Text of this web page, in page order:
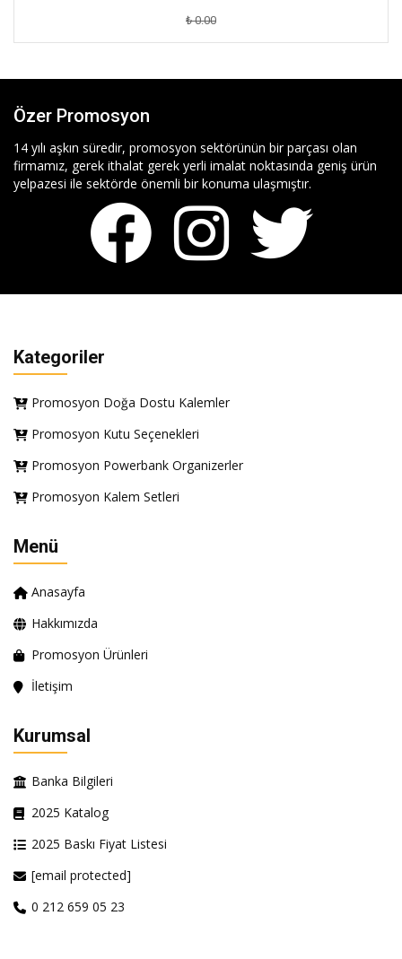
₺ 0.00
Özer Promosyon
14 yılı aşkın süredir, promosyon sektörünün bir parçası olan
firmamız, gerek ithalat gerek yerli imalat noktasında geniş ürün
yelpazesi ile sektörde önemli bir konuma ulaşmıştır.
Kategoriler
Promosyon Doğa Dostu Kalemler
Promosyon Kutu Seçenekleri
Promosyon Powerbank Organizerler
Promosyon Kalem Setleri
Menü
Anasayfa
Hakkımızda
Promosyon Ürünleri
İletişim
Kurumsal
Banka Bilgileri
2025 Katalog
2025 Baskı Fiyat Listesi
[email protected]
0 212 659 05 23